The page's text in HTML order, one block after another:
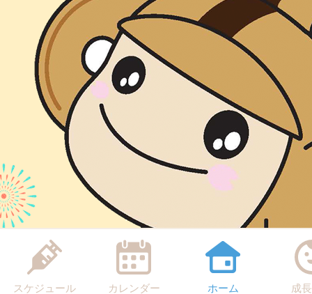
スケジュール カレンダー ホーム 成